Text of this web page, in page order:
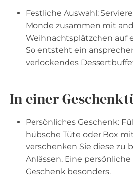
Festliche Auswahl:
Monde zusammen mit
Weihnachtsplätzchen auf
So entsteht ein
verlockendes
In einer
Persönliches Geschenk:
hübsche Tüte oder Box
verschenken Sie diese zu
Anlässen. Eine
Geschenk besonders.